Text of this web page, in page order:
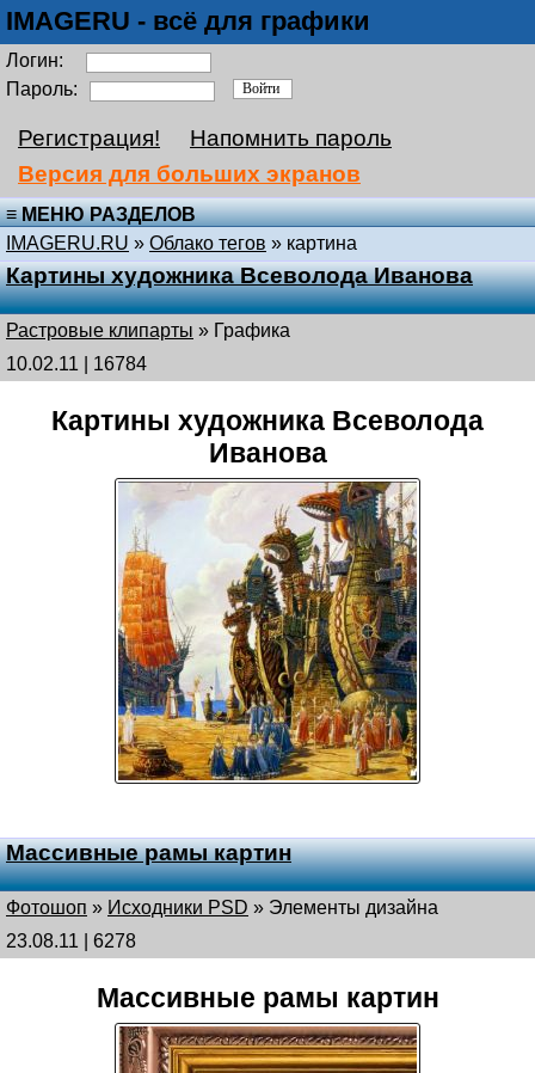
IMAGERU - всё для графики
Логин:
Пароль:
Регистрация!
Напомнить пароль
Версия для больших экранов
≡ МЕНЮ РАЗДЕЛОВ
IMAGERU.RU » Облако тегов » картина
Картины художника Всеволода Иванова
Растровые клипарты » Графика
10.02.11 | 16784
Картины художника Всеволода
Иванова
Массивные рамы картин
Фотошоп » Исходники PSD » Элементы дизайна
23.08.11 | 6278
Массивные рамы картин